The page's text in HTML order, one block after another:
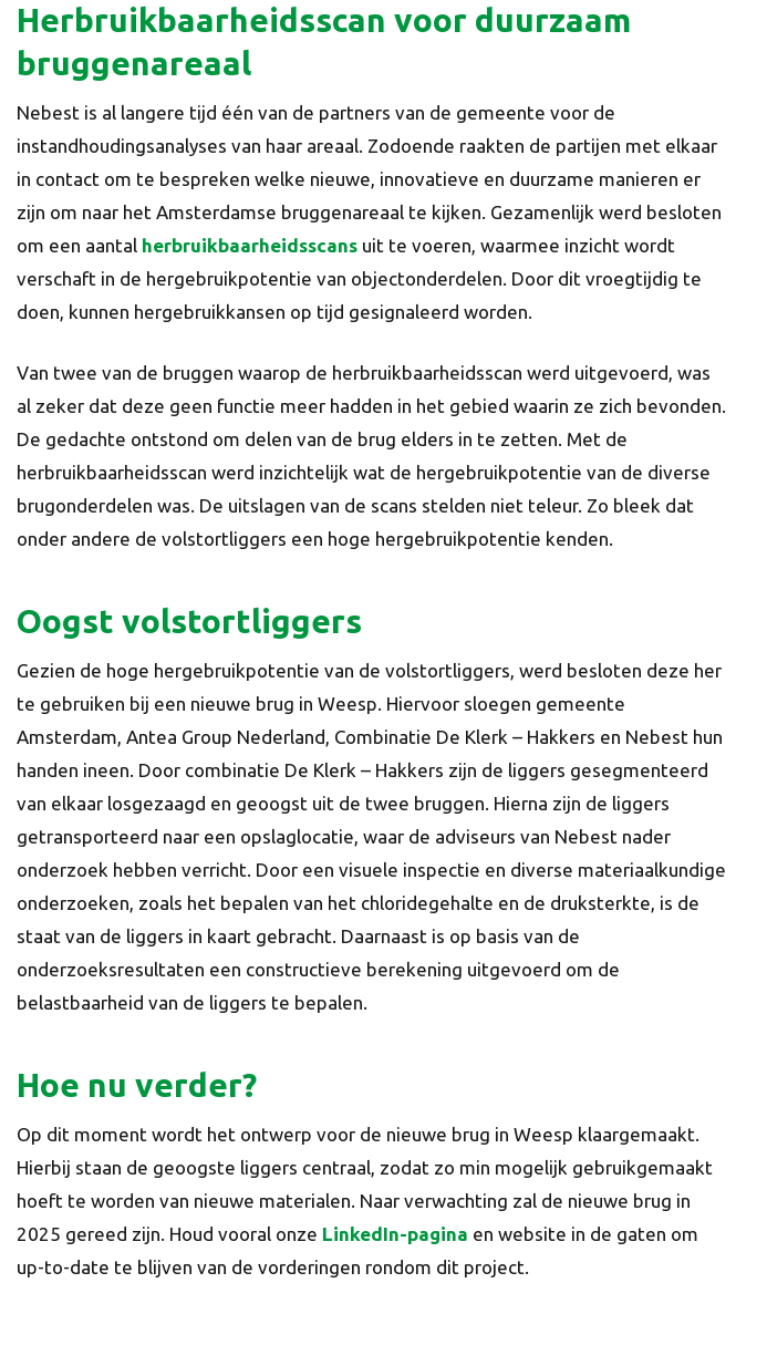
Herbruikbaarheidsscan voor duurzaam
bruggenareaal
Nebest is al langere tijd één van de partners van de gemeente voor de
instandhoudingsanalyses van haar areaal. Zodoende raakten de partijen met elkaar
in contact om te bespreken welke nieuwe, innovatieve en duurzame manieren er
zijn om naar het Amsterdamse bruggenareaal te kijken. Gezamenlijk werd besloten
om een aantal herbruikbaarheidsscans uit te voeren, waarmee inzicht wordt
verschaft in de hergebruikpotentie van objectonderdelen. Door dit vroegtijdig te
doen, kunnen hergebruikkansen op tijd gesignaleerd worden.
Van twee van de bruggen waarop de herbruikbaarheidsscan werd uitgevoerd, was
al zeker dat deze geen functie meer hadden in het gebied waarin ze zich bevonden.
De gedachte ontstond om delen van de brug elders in te zetten. Met de
herbruikbaarheidsscan werd inzichtelijk wat de hergebruikpotentie van de diverse
brugonderdelen was. De uitslagen van de scans stelden niet teleur. Zo bleek dat
onder andere de volstortliggers een hoge hergebruikpotentie kenden.
Oogst volstortliggers
Gezien de hoge hergebruikpotentie van de volstortliggers, werd besloten deze her
te gebruiken bij een nieuwe brug in Weesp. Hiervoor sloegen gemeente
Amsterdam, Antea Group Nederland, Combinatie De Klerk – Hakkers en Nebest hun
handen ineen. Door combinatie De Klerk – Hakkers zijn de liggers gesegmenteerd
van elkaar losgezaagd en geoogst uit de twee bruggen. Hierna zijn de liggers
getransporteerd naar een opslaglocatie, waar de adviseurs van Nebest nader
onderzoek hebben verricht. Door een visuele inspectie en diverse materiaalkundige
onderzoeken, zoals het bepalen van het chloridegehalte en de druksterkte, is de
staat van de liggers in kaart gebracht. Daarnaast is op basis van de
onderzoeksresultaten een constructieve berekening uitgevoerd om de
belastbaarheid van de liggers te bepalen.
Hoe nu verder?
Op dit moment wordt het ontwerp voor de nieuwe brug in Weesp klaargemaakt.
Hierbij staan de geoogste liggers centraal, zodat zo min mogelijk gebruikgemaakt
hoeft te worden van nieuwe materialen. Naar verwachting zal de nieuwe brug in
2025 gereed zijn. Houd vooral onze LinkedIn-pagina en website in de gaten om
up-to-date te blijven van de vorderingen rondom dit project.